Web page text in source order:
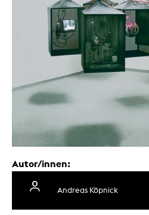
Autor/innen:
Andreas Köpnick